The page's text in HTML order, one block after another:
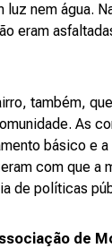
luz nem água.
eram
também,
As
básico e
com que a
de políticas
de